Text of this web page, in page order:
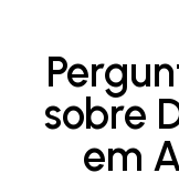
sobre
em